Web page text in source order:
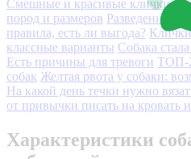
Смешные и красивые клички
пород и размеров Разведение
правила, есть ли выгода?
классные варианты Собака
Есть причины для тревоги ТОП-
собак Желтая рвота у собаки:
На какой день течки нужно
от привычки писать на кровать
Характеристики